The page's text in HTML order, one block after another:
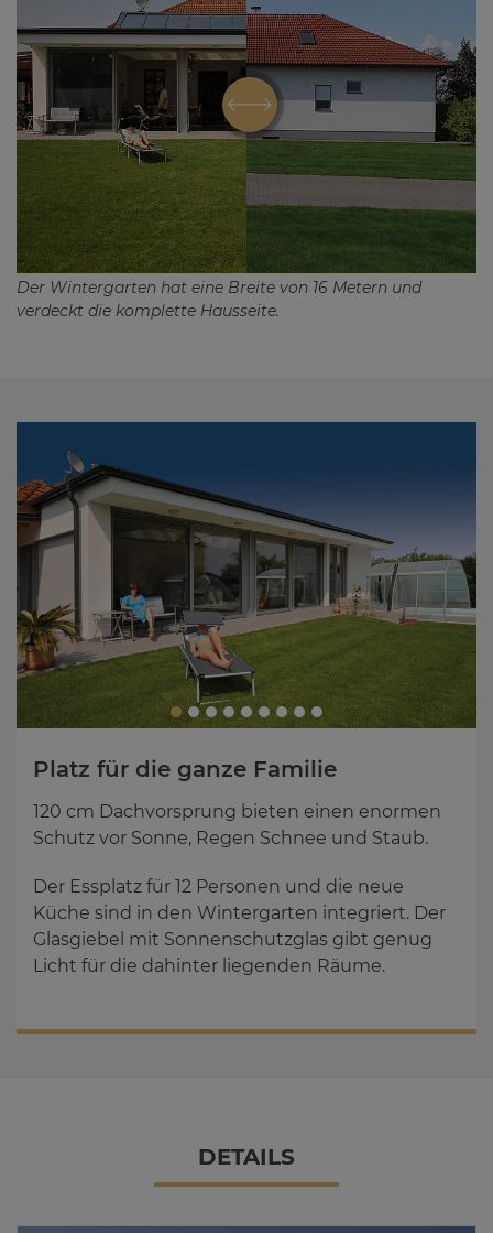
Der Wintergarten hat eine Breite von 16 Metern und
verdeckt die komplette Hausseite.
Platz für die gan­ze Fa­mi­lie
120 cm Dachvorsprung bieten einen enormen
Schutz vor Sonne, Regen Schnee und Staub.
Der Essplatz für 12 Personen und die neue
Küche sind in den Wintergarten integriert. Der
Glasgiebel mit Sonnenschutzglas gibt genug
Licht für die dahinter liegenden Räume.
DE­TAILS